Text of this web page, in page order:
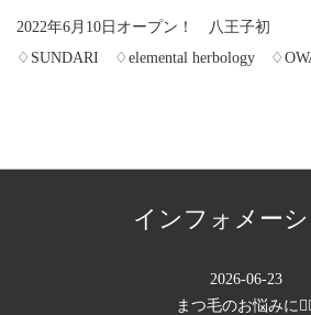
2022年6月10日オープン！ 八王子初
♢SUNDARI ♢elemental herbology
インフォメー
2026-06-23
まつ毛のお悩みに